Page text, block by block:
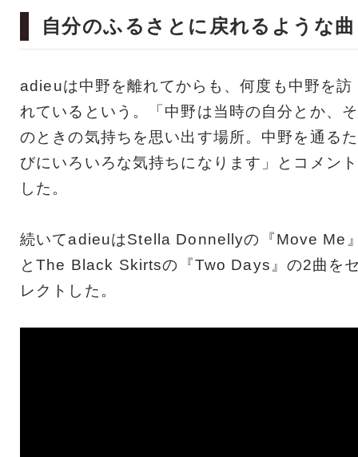
自分のふるさとに戻れるような曲
adieuは中野を離れてからも、何度も中野を訪
れているという。「中野は当時の自分とか、そ
のときの気持ちを思い出す場所。中野を通るた
びにいろいろな気持ちになります」とコメント
した。
続いてadieuはStella Donnellyの『Move Me
とThe Black Skirtsの『Two Days』の2曲を
レクトした。